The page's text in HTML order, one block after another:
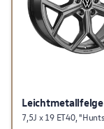
Leichtmetallfelge